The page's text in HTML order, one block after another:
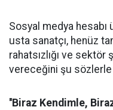
Sosyal medya hesabı
usta sanatçı, henüz
rahatsızlığı ve
vereceğini şu
''Biraz Kendimle,